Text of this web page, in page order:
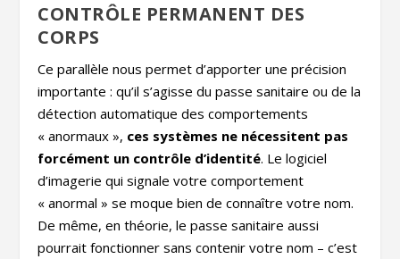
CONTRÔLE PERMANENT DES
CORPS
Ce parallèle nous permet d’apporter une précision
importante : qu’il s’agisse du passe sanitaire ou de la
détection automatique des comportements
« anormaux », ces systèmes ne nécessitent pas
forcément un contrôle d’identité. Le logiciel
d’imagerie qui signale votre comportement
« anormal » se moque bien de connaître votre nom.
De même, en théorie, le passe sanitaire aussi
pourrait fonctionner sans contenir votre nom – c’est